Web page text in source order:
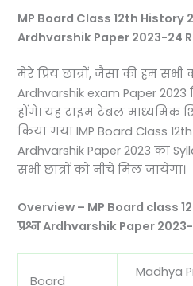
MP Board Class 12th History
Ardhvarshik Paper 2023-24
मेरे प्रिय छात्रों, जैसा की हम सभी
Ardhvarshik exam Paper 2023
होंगे। यह टाइम टेबल माध्यमिक
किया गया IMP Board Class
Ardhvarshik Paper 2023 का
सभी छात्रों को नीचे मिल जायेगा।
Overview – MP Board class
प्रश्न Ardhvarshik Paper
Board
Madhya